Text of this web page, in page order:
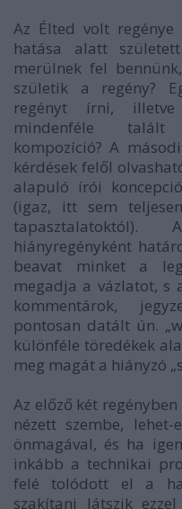
Az Élted volt regénye
hatása alatt
merülnek fel
születik a regény?
regényt írni,
mindenféle talált
kompozíció? A
kérdések felől
alapuló írói
(igaz, itt sem
hiányregényként
beavat minket a
megadja a vázlatot, s
kommentárok,
pontosan datált ún.
különféle töredékek
meg magát a hiányzó
Az előző két
nézett szembe,
önmagával, és ha
inkább a technikai
felé tolódott el a
szakítani látszik